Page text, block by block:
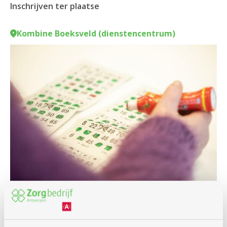
Inschrijven ter plaatse
Kombine Boeksveld (dienstencentrum)
Spel